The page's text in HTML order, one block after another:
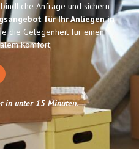
Anfrage und sichern
für Ihr Anliegen in
die Gelegenheit für einen
Komfort:
in unter 15 Minuten.